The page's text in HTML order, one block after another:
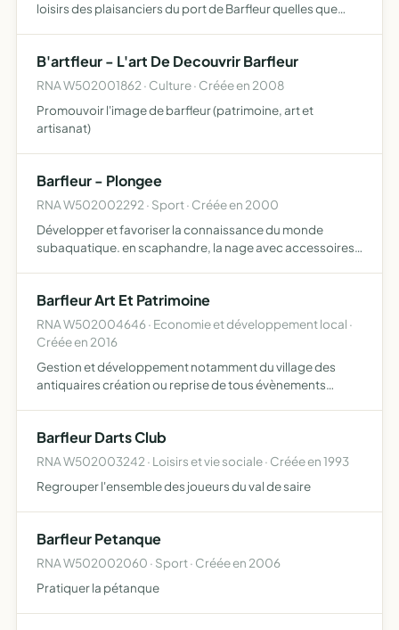
loisirs des plaisanciers du port de Barfleur quelles que
B'artfleur - L'art De Decouvrir Barfleur
RNA W502001862 · Culture · Créée en 2008
Promouvoir l'image de barfleur (patrimoine, art et
artisanat)
Barfleur - Plongee
RNA W502002292 · Sport · Créée en 2000
Développer et favoriser la connaissance du monde
subaquatique. en scaphandre, la nage avec accessoires
Barfleur Art Et Patrimoine
RNA W502004646 · Economie et développement local ·
Créée en 2016
Gestion et développement notamment du village des
antiquaires création ou reprise de tous évènements
Barfleur Darts Club
RNA W502003242 · Loisirs et vie sociale · Créée en 1993
Regrouper l'ensemble des joueurs du val de saire
Barfleur Petanque
RNA W502002060 · Sport · Créée en 2006
Pratiquer la pétanque